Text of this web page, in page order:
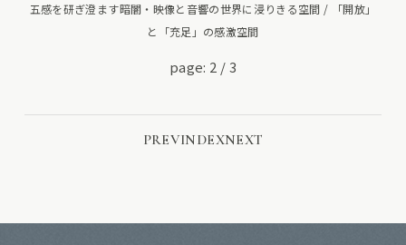
五感を研ぎ澄ます暗闇・映像と音響の世界に浸りきる空間 / 「開放」
と「充足」の感激空間
page: 2 /3
PREVINDEXNEXT